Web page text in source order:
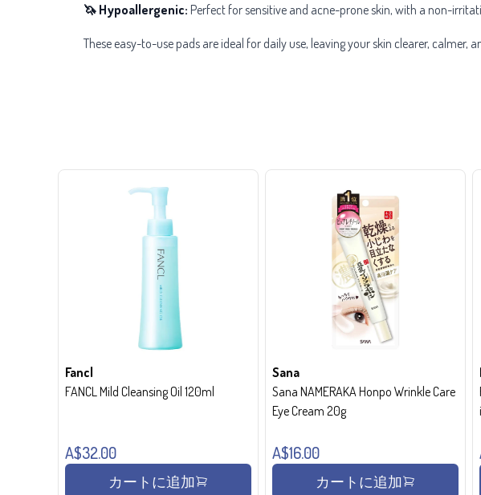
🦄 Hypoallergenic: Perfect for sensitive and acne-prone skin, with a non-
These easy-to-use pads are ideal for daily use, leaving your skin clearer, calmer,
Fancl
FANCL Mild Cleansing Oil 120ml
A$32.00
カートに追加
Sana
Sana NAMERAKA Honpo Wrinkle Care
Eye Cream 20g
A$16.00
カートに追加